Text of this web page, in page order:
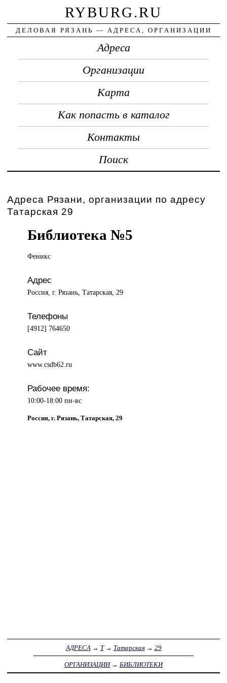
RYBURG.RU
ДЕЛОВАЯ РЯЗАНЬ — АДРЕСА, ОРГАНИЗАЦИИ
Адреса
Организации
Карта
Как попасть в каталог
Контакты
Поиск
Адреса Рязани, организации по адресу
Татарская 29
Библиотека №5
Феникс
Адрес
Россия, г. Рязань, Татарская, 29
Телефоны
[4912] 764650
Сайт
www.csdb62.ru
Рабочее время:
10:00-18:00 пн-вс
Россия, г. Рязань, Татарская, 29
АДРЕСА → Т→ Татарская→ 29
ОРГАНИЗАЦИИ→ БИБЛИОТЕКИ